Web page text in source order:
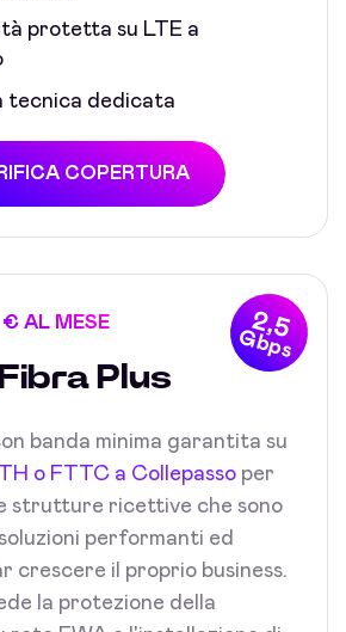
protetta su LTE a
tecnica dedicata
COPERTURA
2,5
Gbps
€ AL MESE
Plus
banda minima garantita su
o FTTC a Collepasso per
strutture ricettive che sono
performanti ed
crescere il proprio business.
la protezione della